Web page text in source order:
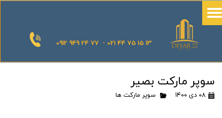
0912 949 24 77 - 021 44 75 15 13
سوپر مارکت بصیر
۰۸ دی ۱۴۰۰ سوپر مارکت ها